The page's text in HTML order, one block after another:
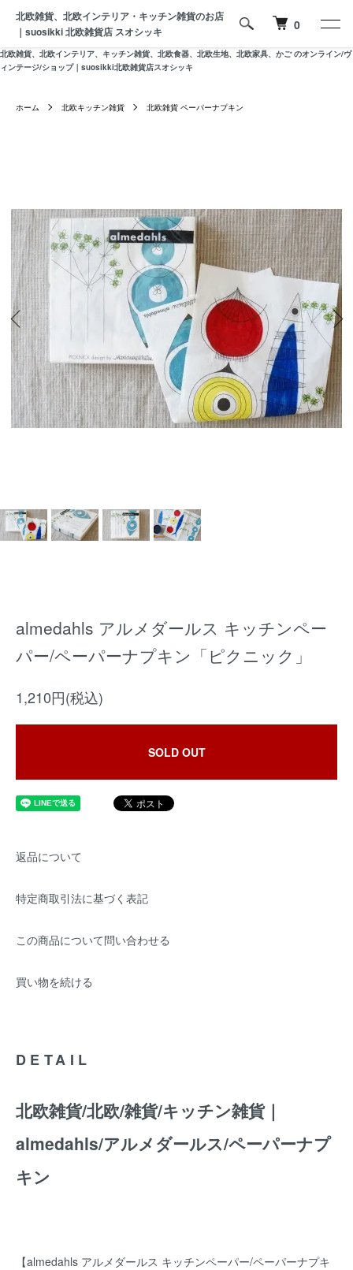
北欧雑貨、北欧インテリア、キッチン雑貨、北欧食器、北欧生地、北欧家具、かご のオンライン/ヴ
ィンテージ/ショップ｜suosikki北欧雑貨店スオシッキ
北欧雑貨、北欧インテリア・キッチン雑貨のお店
｜suosikki 北欧雑貨店 スオシッキ
0
ホーム 北欧キッチン雑貨 北欧雑貨 ペーパーナプキン
almedahls アルメダールス キッチンペー
パー/ペーパーナプキン「ピクニック」
1,210円(税込)
SOLD OUT
返品について
特定商取引法に基づく表記
この商品について問い合わせる
買い物を続ける
DETAIL
北欧雑貨/北欧/雑貨/キッチン雑貨｜
almedahls/アルメダールス/ペーパーナプ
キン
【almedahls アルメダールス キッチンペーパー/ペーパーナプキ